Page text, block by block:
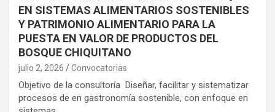
EN SISTEMAS ALIMENTARIOS SOSTENIBLES
Y PATRIMONIO ALIMENTARIO PARA LA
PUESTA EN VALOR DE PRODUCTOS DEL
BOSQUE CHIQUITANO
julio 2, 2026 Convocatorias
Objetivo de la consultoría Diseñar, facilitar y sistematizar
procesos de en gastronomía sostenible, con enfoque en